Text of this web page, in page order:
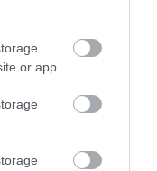
or app.